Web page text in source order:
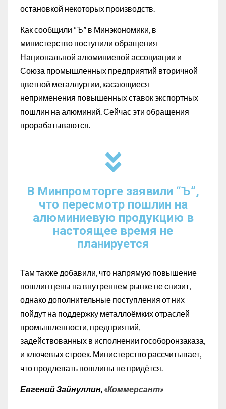
остановкой некоторых производств.
Как сообщили “Ъ” в Минэкономики, в
министерство поступили обращения
Национальной алюминиевой ассоциации и
Союза промышленных предприятий вторичной
цветной металлургии, касающиеся
неприменения повышенных ставок экспортных
пошлин на алюминий. Сейчас эти обращения
прорабатываются.
В Минпромторге заявили “Ъ”,
что пересмотр пошлин на
алюминиевую продукцию в
настоящее время не
планируется
Там также добавили, что напрямую повышение
пошлин цены на внутреннем рынке не снизит,
однако дополнительные поступления от них
пойдут на поддержку металлоёмких отраслей
промышленности, предприятий,
задействованных в исполнении гособоронзаказа,
и ключевых строек. Министерство рассчитывает,
что продлевать пошлины не придётся.
Евгений Зайнуллин, «Коммерсант»